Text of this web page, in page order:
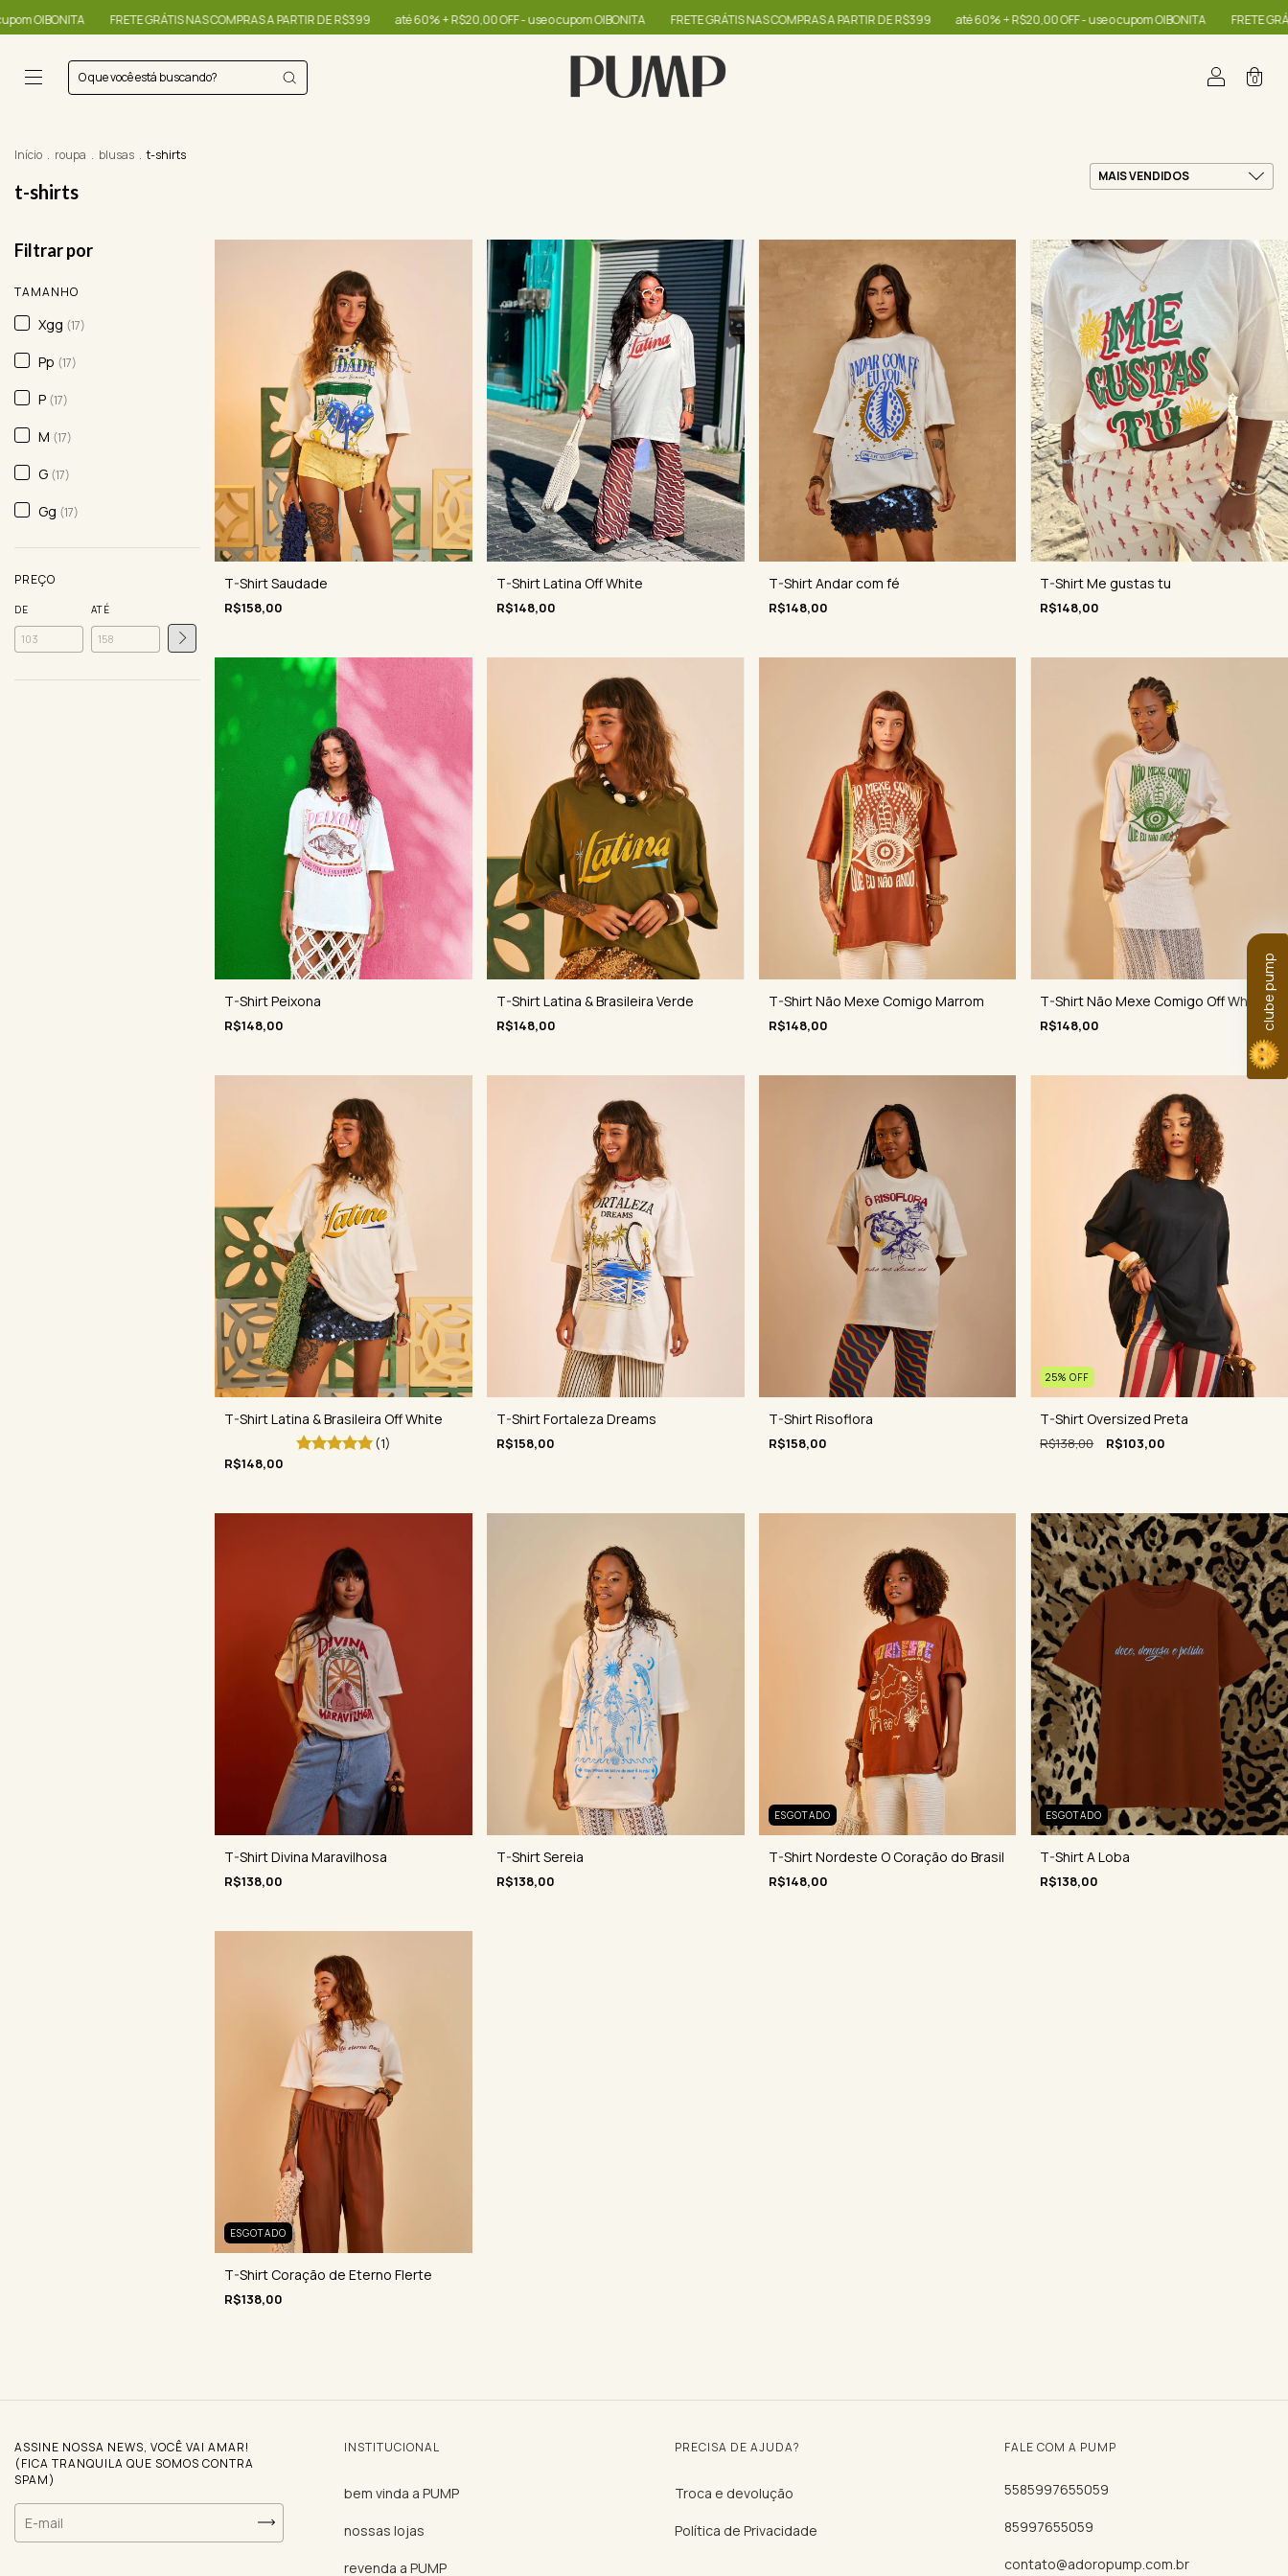
NAS COMPRAS A PARTIR DE R$399 até 60% + R$20,00 OFF - use o cupom OIBONITA FRETE GRÁTIS NAS COMPRAS A PARTIR DE R$399 até 60% + R$20,00 OFF - use o cupom OIBONITA FRETE GRÁTIS NAS COMPRAS A
0
Início . roupa . blusas . t-shirts
t-shirts
Filtrar por
TAMANHO
Xgg (17)
Pp (17)
P (17)
M (17)
G (17)
Gg (17)
PREÇO
DE ATÉ
T-Shirt Saudade
R$158,00
T-Shirt Latina Off White
R$148,00
T-Shirt Andar com fé
R$148,00
T-Shirt Me gustas tu
R$148,00
T-Shirt Peixona
R$148,00
T-Shirt Latina & Brasileira Verde
R$148,00
T-Shirt Não Mexe Comigo Marrom
R$148,00
T-Shirt Não Mexe Comigo Off White
R$148,00
T-Shirt Latina & Brasileira Off White
(1)
R$148,00
T-Shirt Fortaleza Dreams
R$158,00
T-Shirt Risoflora
R$158,00
25%OFF
T-Shirt Oversized Preta
R$138,00 R$103,00
T-Shirt Divina Maravilhosa
R$138,00
T-Shirt Sereia
R$138,00
ESGOTADO
T-Shirt Nordeste O Coração do Brasil
R$148,00
ESGOTADO
T-Shirt A Loba
R$138,00
ESGOTADO
T-Shirt Coração de Eterno Flerte
R$138,00
ASSINE NOSSA NEWS, VOCÊ VAI AMAR!
(FICA TRANQUILA QUE SOMOS CONTRA
SPAM)
INSTITUCIONAL
bem vinda a PUMP
nossas lojas
revenda a PUMP
PRECISA DE AJUDA?
Troca e devolução
Política de Privacidade
FALE COM A PUMP
5585997655059
85997655059
contato@adoropump.com.br
clube pump